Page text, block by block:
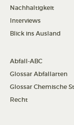
Nachhaltigkeit
Interviews
Blick ins Ausland
Abfall-ABC
Glossar Abfallarten
Glossar Chemische
Recht